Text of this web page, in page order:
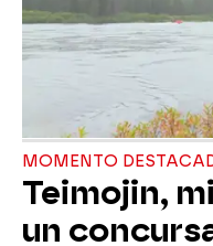
MOMENTO
Teimojin,
un